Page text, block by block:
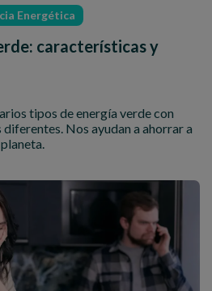
Energética
características y
tipos de energía verde con
Nos ayudan a ahorrar a